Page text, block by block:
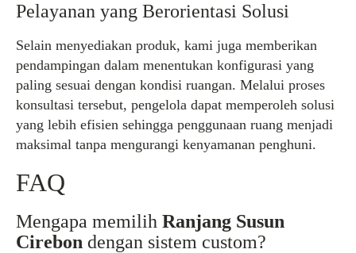
Pelayanan yang Berorientasi Solusi
Selain menyediakan produk, kami juga memberikan
pendampingan dalam menentukan konfigurasi yang
paling sesuai dengan kondisi ruangan. Melalui proses
konsultasi tersebut, pengelola dapat memperoleh solusi
yang lebih efisien sehingga penggunaan ruang menjadi
maksimal tanpa mengurangi kenyamanan penghuni.
FAQ
Mengapa memilih Ranjang Susun
Cirebon dengan sistem custom?